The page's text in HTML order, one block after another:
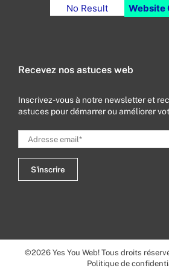
No Result Website
Recevez nos astuces web
Inscrivez-vous à notre newsletter et
astuces pour démarrer ou améliorer
©2026 Yes You Web! Tous droits
Politique de